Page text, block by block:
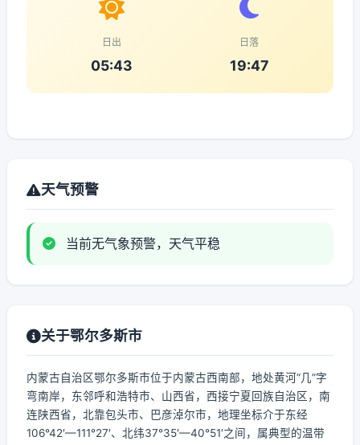
日出
05:43
日落
19:47
天气预警
当前无气象预警，天气平稳
关于鄂尔多斯市
内蒙古自治区鄂尔多斯市位于内蒙古西南部，地处黄河“几”字
弯南岸，东邻呼和浩特市、山西省，西接宁夏回族自治区，南
连陕西省，北靠包头市、巴彦淖尔市，地理坐标介于东经
106°42′—111°27′、北纬37°35′—40°51′之间，属典型的温带